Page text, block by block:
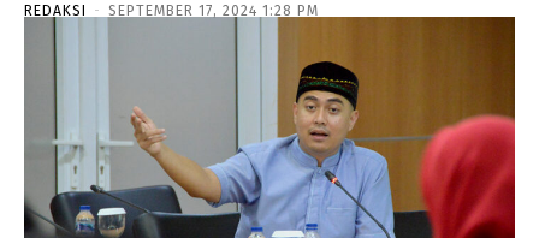
REDAKSI - SEPTEMBER 17, 2024 1:28 PM